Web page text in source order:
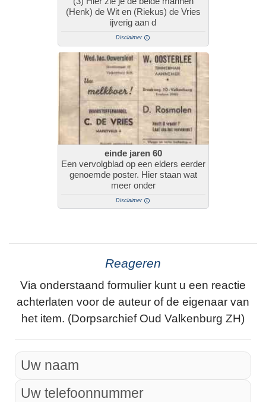
(Henk) de Wit en (Riekus) de Vries
ijverig aan d
Disclaimer
einde jaren 60
Een vervolgblad op een elders eerder
genoemde poster. Hier staan wat
meer onder
Disclaimer
Reageren
Via onderstaand formulier kunt u een reactie
achterlaten voor de auteur of de eigenaar van
het item. (Dorpsarchief Oud Valkenburg ZH)